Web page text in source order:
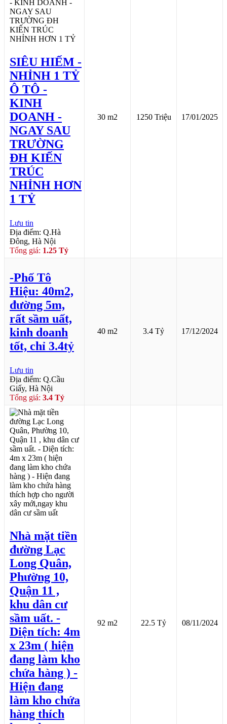
SIÊU HIẾM -
NHỈNH 1 TỶ
Ô TÔ -
KINH
DOANH -
NGAY SAU
TRƯỜNG
ĐH KIẾN
TRÚC
NHỈNH HƠN
1 TỶ
Lưu tin
Địa điểm: Q.Hà
Đông, Hà Nội
Tổng giá: 1.25 Tỷ
30 m2 1250 Triệu 17/01/2025
-Phố Tô
Hiệu: 40m2,
đường 5m,
rất sầm uất,
kinh doanh
tốt, chỉ 3.4tỷ
Lưu tin
Địa điểm: Q.Cầu
Giấy, Hà Nội
Tổng giá: 3.4 Tỷ
40 m2 3.4 Tỷ 17/12/2024
Nhà mặt tiền
đường Lạc
Long Quân,
Phường 10,
Quận 11 ,
khu dân cư
sầm uất. -
Diện tích: 4m
x 23m ( hiện
đang làm kho
chứa hàng ) -
Hiện đang
làm kho chứa
hàng thích
92 m2 22.5 Tỷ 08/11/2024